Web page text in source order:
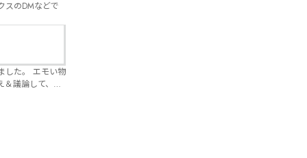
スのDMなどで